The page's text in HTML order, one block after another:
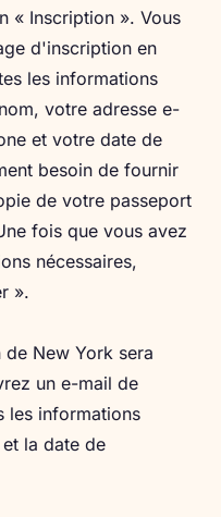
« Inscription ». Vous
d'inscription en
les informations
votre adresse e-
et votre date de
besoin de fournir
de votre passeport
fois que vous avez
nécessaires,
».
New York sera
un e-mail de
les informations
la date de